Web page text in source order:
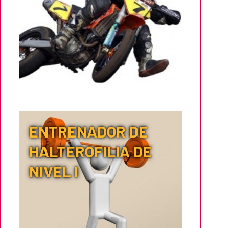
ENTRENADOR DE
HALTEROFILIA DE
NIVEL I